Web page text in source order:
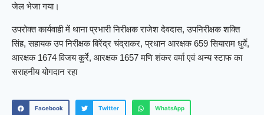
जेल भेजा गया।
उपरोक्त कार्यवाही में थाना प्रभारी निरीक्षक राजेश देवदास, उपनिरीक्षक शक्ति
सिंह, सहायक उप निरीक्षक बिरेंद्र चंद्राकर, प्रधान आरक्षक 659 सियाराम धुर्वे,
आरक्षक 1674 विजय कुर्रे, आरक्षक 1657 मणि शंकर वर्मा एवं अन्य स्टाफ का
सराहनीय योगदान रहा
Facebook Twitter WhatsApp